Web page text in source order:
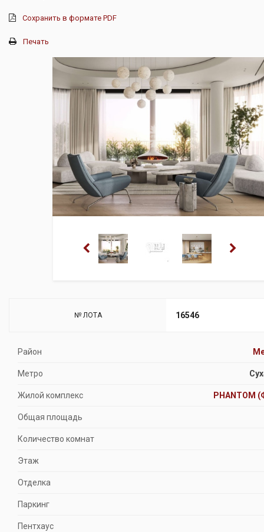
Сохранить в формате PDF
Печать
№ ЛОТА 16546
Район
Метро
Жилой комплекс PHANTOM
Общая площадь
Количество комнат
Этаж
Отделка
Паркинг
Пентхаус